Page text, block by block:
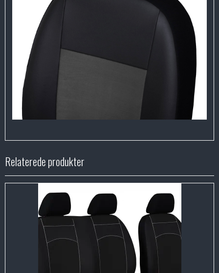
Relaterede produkter